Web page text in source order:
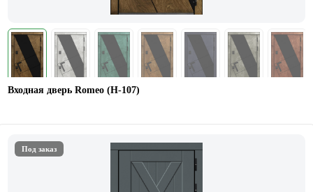
Входная дверь Romeo (Н-107)
Под заказ